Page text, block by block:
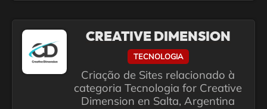
CREATIVE DIMENSION
TECNOLOGIA
Criação de Sites relacionado à
categoria Tecnologia for Creative
Dimension en Salta, Argentina